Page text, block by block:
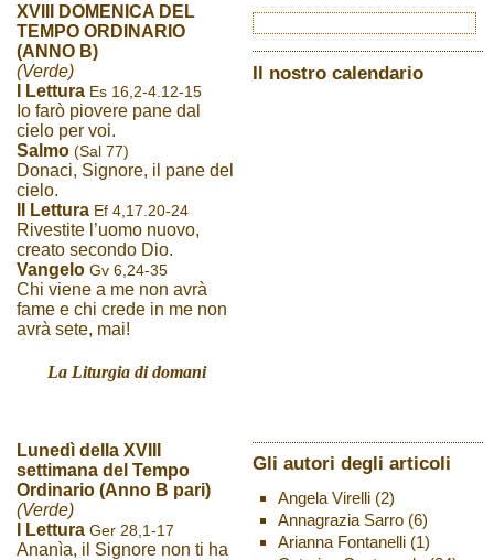
XVIII DOMENICA DEL
TEMPO ORDINARIO
(ANNO B)
(Verde)
I Lettura Es 16,2-4.12-15
Io farò piovere pane dal
cielo per voi.
Salmo (Sal 77)
Donaci, Signore, il pane del
cielo.
II Lettura Ef 4,17.20-24
Rivestite l’uomo nuovo,
creato secondo Dio.
Vangelo Gv 6,24-35
Chi viene a me non avrà
fame e chi crede in me non
avrà sete, mai!
La Liturgia di domani
Lunedì della XVIII
settimana del Tempo
Ordinario (Anno B pari)
(Verde)
I Lettura Ger 28,1-17
Ananìa, il Signore non ti ha
Il nostro calendario
Gli autori degli articoli
Angela Virelli(2)
Annagrazia Sarro(6)
Arianna Fontanelli(1)